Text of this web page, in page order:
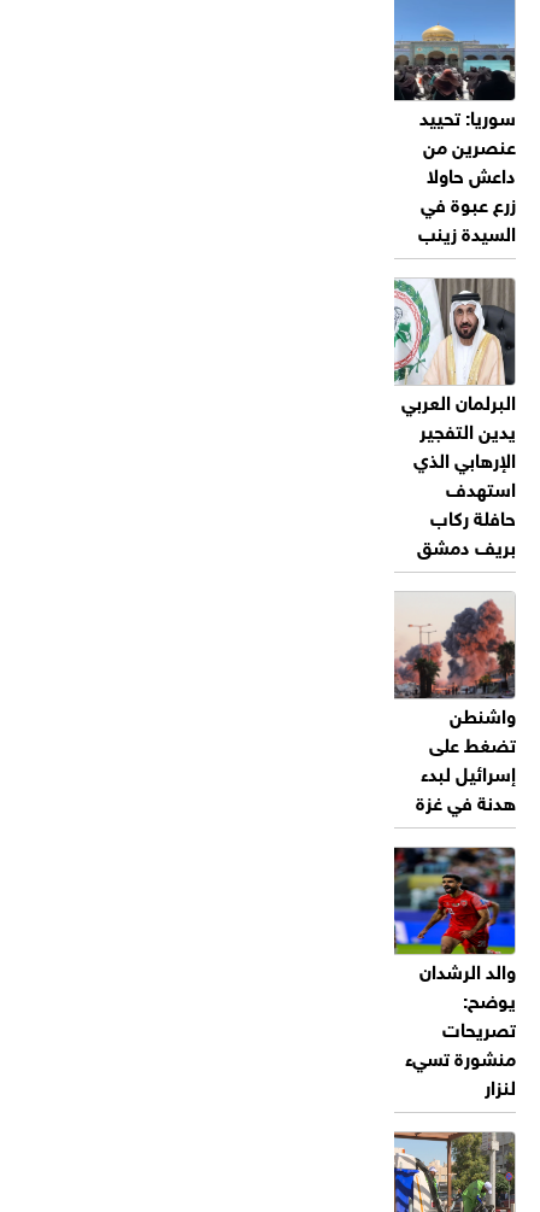
سوريا: تحييد
عنصرين من
داعش حاولا
زرع عبوة في
السيدة زينب
البرلمان العربي
يدين التفجير
الإرهابي الذي
استهدف
حافلة ركاب
بريف دمشق
واشنطن
تضغط على
إسرائيل لبدء
هدنة في غزة
والد الرشدان
يوضح:
تصريحات
منشورة تسيء
لنزار